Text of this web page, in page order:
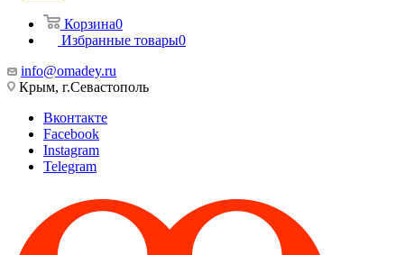
Корзина0
Избранные товары0
info@omadey.ru
Крым, г.Севастополь
Вконтакте
Facebook
Instagram
Telegram